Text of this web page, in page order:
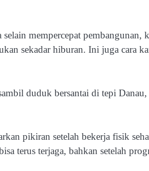
mempercepat pembangunan,
sekadar hiburan. Ini juga cara
duduk bersantai di tepi
pikiran setelah bekerja fisik
terus terjaga, bahkan setelah